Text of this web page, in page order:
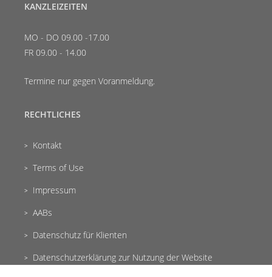
KANZLEIZEITEN
MO - DO 09.00 -17.00
FR 09.00 - 14.00
Termine nur gegen Voranmeldung.
RECHTLICHES
Kontakt
Terms of Use
Impressum
AABs
Datenschutz für Klienten
Datenschutzerklärung zur Nutzung der Website